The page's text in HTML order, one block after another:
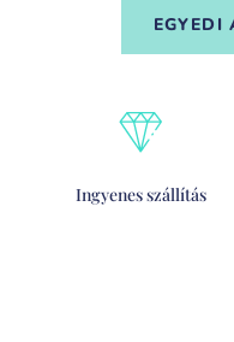
EGYEDI
Ingyenes szállítás